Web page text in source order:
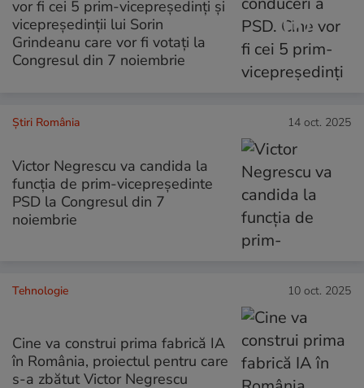
vor fi cei 5 prim-vicepreședinți și
vicepreședinții lui Sorin
Grindeanu care vor fi votați la
Congresul din 7 noiembrie
Știri România 14 oct. 2025
Victor Negrescu va candida la
funcţia de prim-vicepreşedinte
PSD la Congresul din 7
noiembrie
Tehnologie 10 oct. 2025
Cine va construi prima fabrică IA
în România, proiectul pentru care
s-a zbătut Victor Negrescu